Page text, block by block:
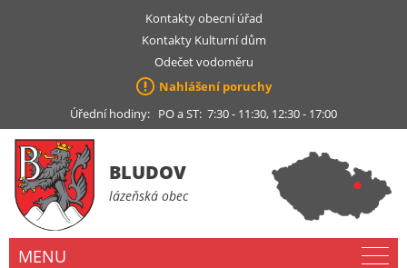
Kontakty obecní úřad
Kontakty Kulturní dům
Odečet vodoměru
Nahlášení poruchy
Úřední hodiny: PO a ST: 7:30 - 11:30, 12:30 - 17:00
BLUDOV
lázeňská obec
MENU